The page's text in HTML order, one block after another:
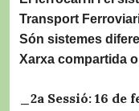
Transport
Són sistemes
Xarxa compartida
_2a Sessió: 16 de